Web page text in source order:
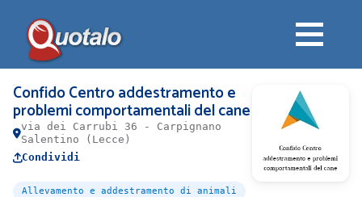
Confido Centro addestramento e
problemi comportamentali del cane
via dei Carrubi 36 - Carpignano
Salentino (Lecce)
Condividi
Allevamento e addestramento di animali